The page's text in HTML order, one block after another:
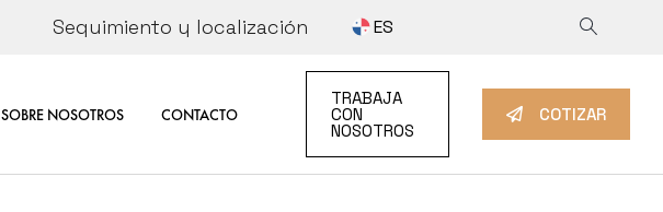
Seguimiento y localización ES
SOBRE NOSOTROS CONTACTO
TRABAJA
CON
NOSOTROS
COTIZAR
SOSTENIBILIDAD TRABAJA CON NOSOTROS